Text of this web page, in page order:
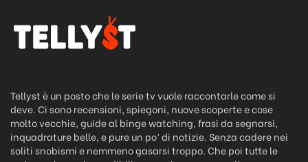
Tellyst è un posto che le serie tv vuole raccontarle come si
deve. Ci sono recensioni, spiegoni, nuove scoperte e cose
molto vecchie, guide al binge watching, frasi da segnarsi,
inquadrature belle, e pure un po’ di notizie. Senza cadere nei
soliti snobismi e nemmeno gasarsi troppo. Che poi tutte le